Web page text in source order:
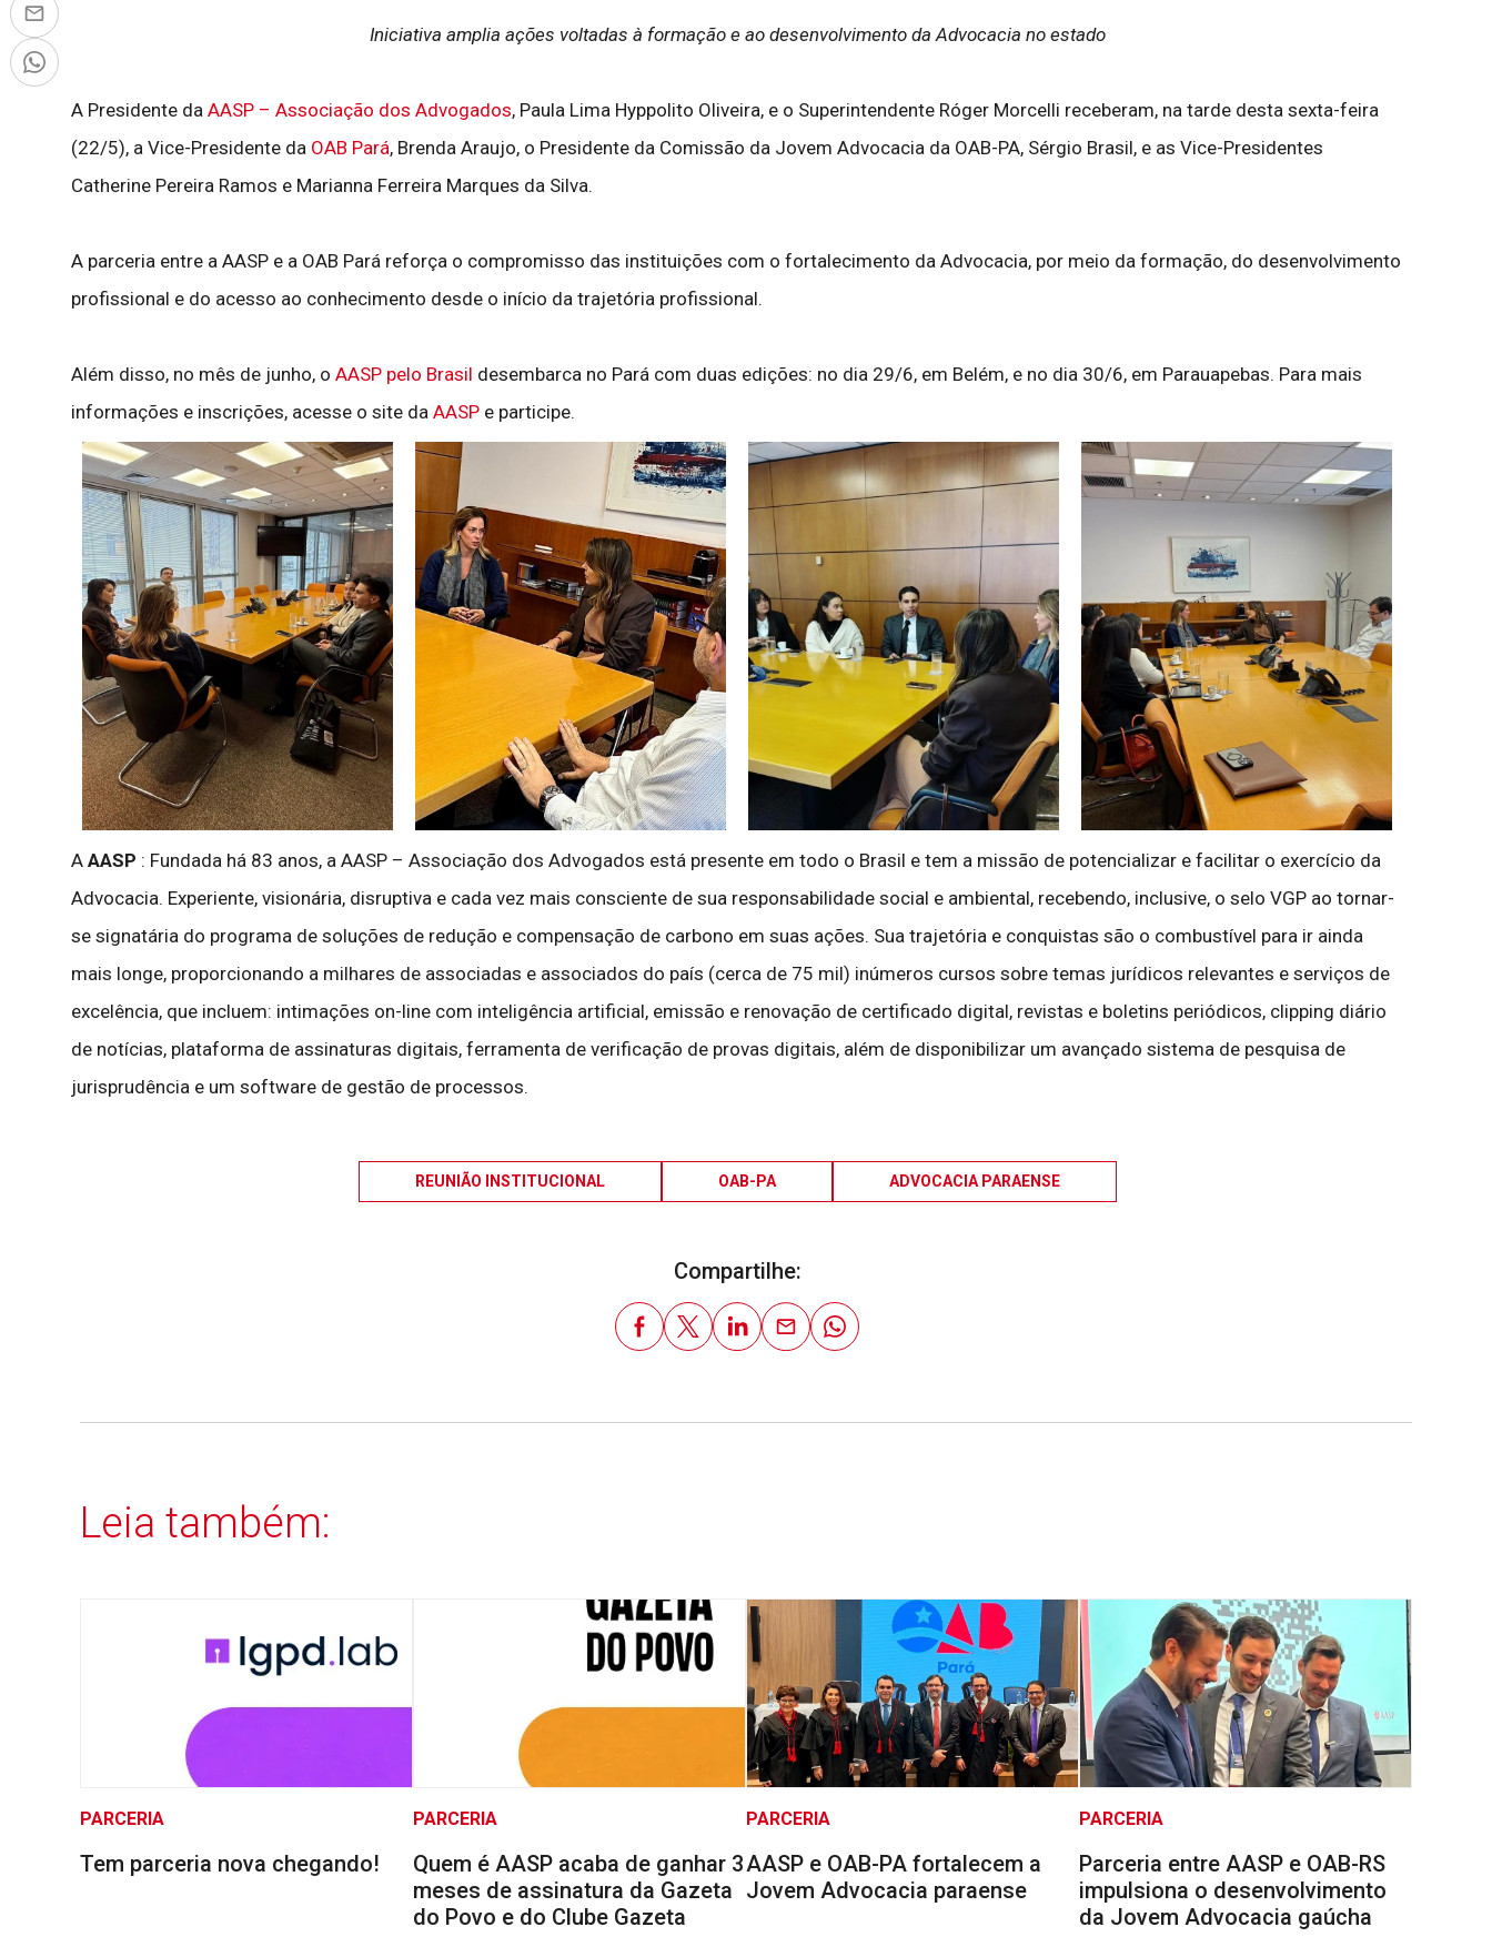
Iniciativa amplia ações voltadas à formação e ao desenvolvimento da Advocacia no estado
A Presidente da AASP – Associação dos Advogados, Paula Lima Hyppolito Oliveira, e o Superintendente Róger Morcelli receberam, na tarde desta sexta-feira
(22/5), a Vice-Presidente da OAB Pará, Brenda Araujo, o Presidente da Comissão da Jovem Advocacia da OAB-PA, Sérgio Brasil, e as Vice-Presidentes
Catherine Pereira Ramos e Marianna Ferreira Marques da Silva.
A parceria entre a AASP e a OAB Pará reforça o compromisso das instituições com o fortalecimento da Advocacia, por meio da formação, do desenvolvimento
profissional e do acesso ao conhecimento desde o início da trajetória profissional.
Além disso, no mês de junho, o AASP pelo Brasil desembarca no Pará com duas edições: no dia 29/6, em Belém, e no dia 30/6, em Parauapebas. Para mais
informações e inscrições, acesse o site da AASP e participe.
A AASP : Fundada há 83 anos, a AASP – Associação dos Advogados está presente em todo o Brasil e tem a missão de potencializar e facilitar o exercício da
Advocacia. Experiente, visionária, disruptiva e cada vez mais consciente de sua responsabilidade social e ambiental, recebendo, inclusive, o selo VGP ao tornar-
se signatária do programa de soluções de redução e compensação de carbono em suas ações. Sua trajetória e conquistas são o combustível para ir ainda
mais longe, proporcionando a milhares de associadas e associados do país (cerca de 75 mil) inúmeros cursos sobre temas jurídicos relevantes e serviços de
excelência, que incluem: intimações on-line com inteligência artificial, emissão e renovação de certificado digital, revistas e boletins periódicos, clipping diário
de notícias, plataforma de assinaturas digitais, ferramenta de verificação de provas digitais, além de disponibilizar um avançado sistema de pesquisa de
jurisprudência e um software de gestão de processos.
REUNIÃO INSTITUCIONAL OAB-PA ADVOCACIA PARAENSE
Compartilhe:
Leia também:
PARCERIA
Tem parceria nova chegando!
PARCERIA
Quem é AASP acaba de ganhar 3
meses de assinatura da Gazeta
do Povo e do Clube Gazeta
PARCERIA
AASP e OAB-PA fortalecem a
Jovem Advocacia paraense
PARCERIA
Parceria entre AASP e OAB-RS
impulsiona o desenvolvimento
da Jovem Advocacia gaúcha